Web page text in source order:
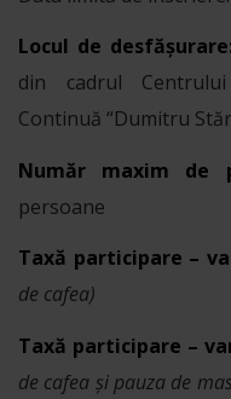
Locul de
din cadrul
Continuă “Dumitru
Număr maxim de
persoane
Taxă participare –
de cafea)
Taxă participare –
de cafea și pauza de